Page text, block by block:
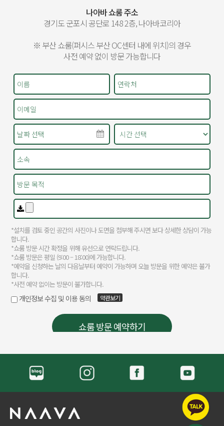
나아바 쇼룸 주소
경기도 군포시 공단로 148 2층, 나아바코리아
※ 부산 쇼룸(퍼시스 부산 OC센터 내에 위치)의 경우
사전 예약 없이 방문 가능합니다